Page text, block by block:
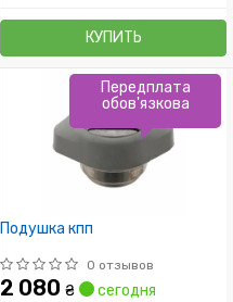
КУПИТЬ
Подушкa кпп
0 отзывов
2 080 ₴ сегодня
Передплата
обов'язкова